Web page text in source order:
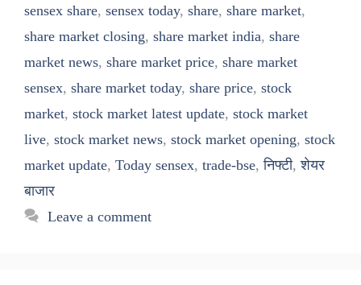
sensex share, sensex today, share, share market,
share market closing, share market india, share
market news, share market price, share market
sensex, share market today, share price, stock
market, stock market latest update, stock market
live, stock market news, stock market opening, stock
market update, Today sensex, trade-bse,निफ्टी,शेयर
बाजार
Leave a comment